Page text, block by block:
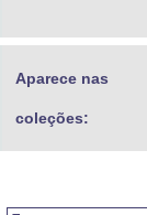
Aparece nas
coleções: